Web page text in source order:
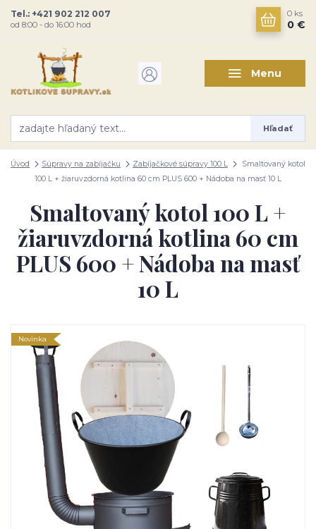
Menu
Hľadať
Tel.: +421 902 212 007
od 8:00 - do 16:00 hod
0 ks
0 €
Úvod Súpravy na zabíjačku Zabíjačkové súpravy 100 L
Smaltovaný kotol
100 L + žiaruvzdorná kotlina 60 cm PLUS 600 + Nádoba na masť 10 L
Smaltovaný kotol 100 L +
žiaruvzdorná kotlina 60 cm
PLUS 600 + Nádoba na masť
10 L
Novinka